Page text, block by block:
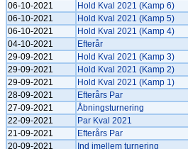
06-10-2021
Hold Kval 2021 (Kamp 6)
06-10-2021
Hold Kval 2021 (Kamp 5)
06-10-2021
Hold Kval 2021 (Kamp 4)
04-10-2021
Efterår
29-09-2021
Hold Kval 2021 (Kamp 3)
29-09-2021
Hold Kval 2021 (Kamp 2)
29-09-2021
Hold Kval 2021 (Kamp 1)
28-09-2021
Efterårs Par
27-09-2021
Åbningsturnering
22-09-2021
Par Kval 2021
21-09-2021
Efterårs Par
20-09-2021
Ind imellem turnering